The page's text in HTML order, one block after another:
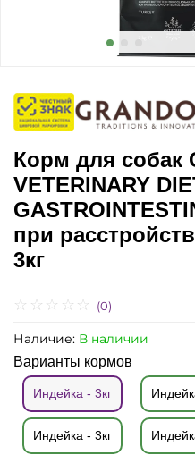
(0)
Наличие: В наличии
Корм для собак
VETERINARY
при
3кг
Варианты кормов
Индейка - 3кг
Индейка - 3кг